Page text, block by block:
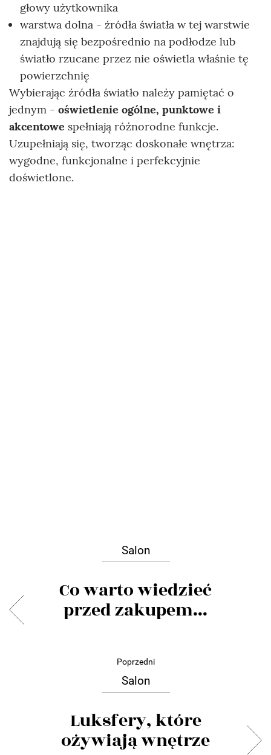
głowy użytkownika
warstwa dolna - źródła światła w tej warstwie
znajdują się bezpośrednio na podłodze lub
światło rzucane przez nie oświetla właśnie tę
powierzchnię
Wybierając źródła światło należy pamiętać o
jednym - oświetlenie ogólne, punktowe i
akcentowe spełniają różnorodne funkcje.
Uzupełniają się, tworząc doskonałe wnętrza:
wygodne, funkcjonalne i perfekcyjnie
doświetlone.
Salon
Co warto wiedzieć
przed zakupem...
Poprzedni
Salon
Luksfery, które
ożywiają wnętrze